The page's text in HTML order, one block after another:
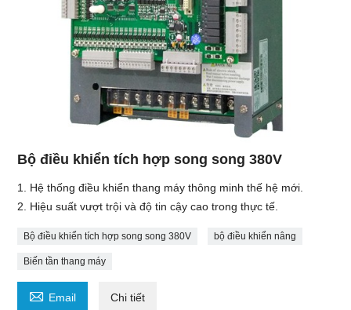
Bộ điều khiển tích hợp song song 380V
1. Hệ thống điều khiển thang máy thông minh thế hệ mới.
2. Hiệu suất vượt trội và độ tin cậy cao trong thực tế.
Bộ điều khiển tích hợp song song 380V bộ điều khiển nâng
Biến tần thang máy
 Email Chi tiết